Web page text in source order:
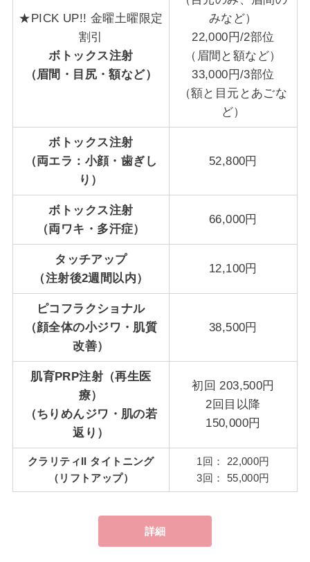
★PICK UP!! 金曜土曜限定
割引
ボトックス注射
（眉間・目尻・額など）
みなど）
22,000円/2部位
（眉間と額など）
33,000円/3部位
（額と目元とあごな
ど）
ボトックス注射
（両エラ：小顔・歯ぎし
り ）
52,800円
ボトックス注射
（両ワキ・多汗症）
66,000円
タッチアップ
（注射後2週間以内）
12,100円
ピコフラクショナル
（顔全体の小ジワ・肌質
改善）
38,500円
肌育PRP注射（再生医
療）
（ちりめんジワ・肌の若
返り）
初回 203,500円
2回目以降
150,000円
クラリティII タイトニング
（リフトアップ）
1回： 22,000円
3回： 55,000円
詳細